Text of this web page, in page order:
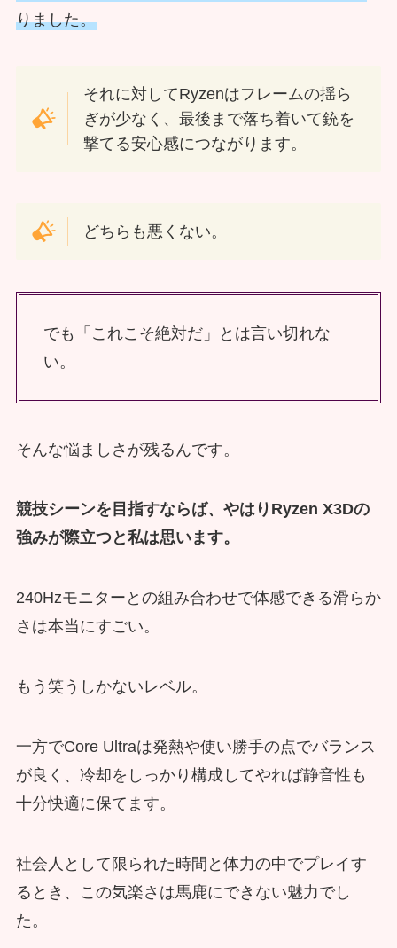
りました。
それに対してRyzenはフレームの揺ら
ぎが少なく、最後まで落ち着いて銃を
撃てる安心感につながります。
どちらも悪くない。
でも「これこそ絶対だ」とは言い切れな
い。
そんな悩ましさが残るんです。
競技シーンを目指すならば、やはりRyzen X3Dの
強みが際立つと私は思います。
240Hzモニターとの組み合わせで体感できる滑らか
さは本当にすごい。
もう笑うしかないレベル。
一方でCore Ultraは発熱や使い勝手の点でバランス
が良く、冷却をしっかり構成してやれば静音性も
十分快適に保てます。
社会人として限られた時間と体力の中でプレイす
るとき、この気楽さは馬鹿にできない魅力でし
た。